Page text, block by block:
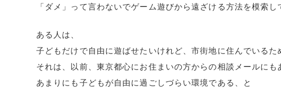
「ダメ」って言わないでゲーム遊びから遠ざける方法を模索
ある人は、
子どもだけで自由に遊ばせたいけれど、市街地に住んでいる
それは、以前、東京都心にお住まいの方からの相談メールにも
あまりにも子どもが自由に過ごしづらい環境である、と